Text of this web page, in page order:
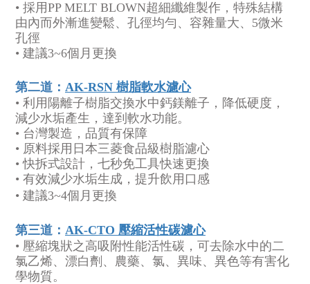
• 採用PP MELT BLOWN超細纖維製作，特殊結構
由內而外漸進變鬆、孔徑均勻、容雜量大、5微米
孔徑
• 建議3~6個月更換
第二道： AK-RSN 樹脂軟水濾心
• 利用陽離子樹脂交換水中鈣鎂離子，降低硬度，
減少水垢產生，達到軟水功能。
• 台灣製造，品質有保障
• 原料採用日本三菱食品級樹脂濾心
• 快拆式設計，七秒免工具快速更換
• 有效減少水垢生成，提升飲用口感
• 建議3~4個月更換
第三道： AK-CTO 壓縮活性碳濾心
• 壓縮塊狀之高吸附性能活性碳，可去除水中的二
氯乙烯、漂白劑、農藥、氯、異味、異色等有害化
學物質。